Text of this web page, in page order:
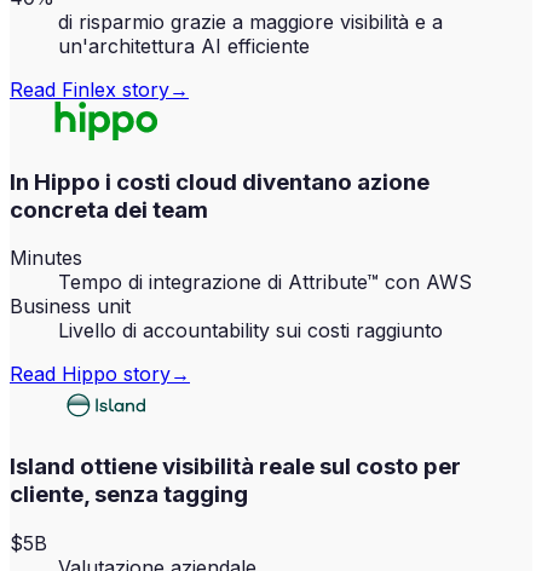
di risparmio grazie a maggiore visibilità e a
un'architettura AI efficiente
Read Finlex story→
In Hippo i costi cloud diventano azione
concreta dei team
Minutes
Tempo di integrazione di Attribute™ con AWS
Business unit
Livello di accountability sui costi raggiunto
Read Hippo story→
Island ottiene visibilità reale sul costo per
cliente, senza tagging
$5B